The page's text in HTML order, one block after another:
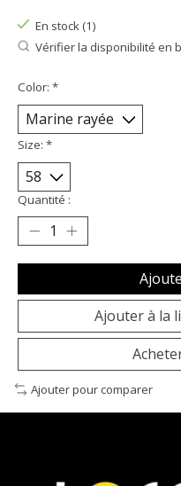
En stock (1)
Vérifier la disponibilité en
Color: *
Size: *
Quantité :
Ajouter à la
Ajouter pour comparer